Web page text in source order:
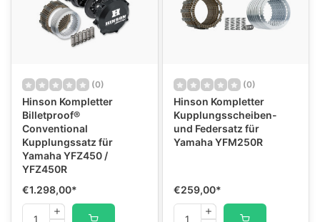
(0)
Hinson Kompletter
Billetproof®
Conventional
Kupplungssatz für
Yamaha YFZ450 /
YFZ450R
€1.298,00*
(0)
Hinson Kompletter
Kupplungsscheiben-
und Federsatz für
Yamaha YFM250R
€259,00*